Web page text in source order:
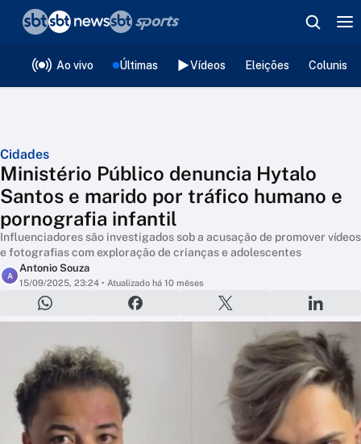
Ao vivo Últimas Vídeos Eleições
Cidades
Ministério Público denuncia Hytalo
Santos e marido por tráfico humano e
pornografia infantil
Influenciadores são investigados sob a acusação de promover vídeos
e fotografias com exploração de crianças e adolescentes
A
Antonio Souza
15/09/2025, 23:24 • Atualizado há 10 mêses
❮voltar
Editorias